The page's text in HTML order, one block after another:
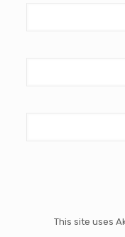
This site uses